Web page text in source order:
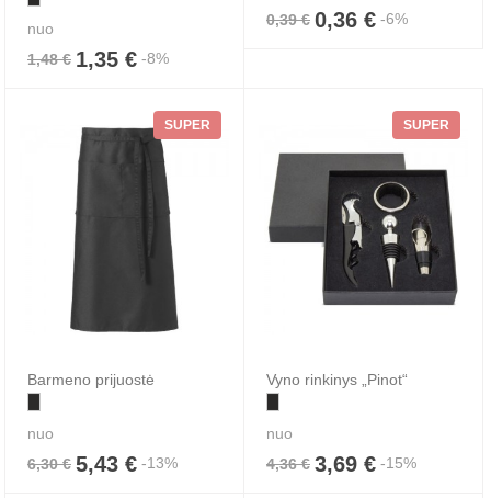
nuo
1,48 € 1,35 € -8%
0,39 € 0,36 € -6%
SUPER
Barmeno prijuostė
nuo
6,30 € 5,43 € -13%
SUPER
Vyno rinkinys „Pinot“
nuo
4,36 € 3,69 € -15%